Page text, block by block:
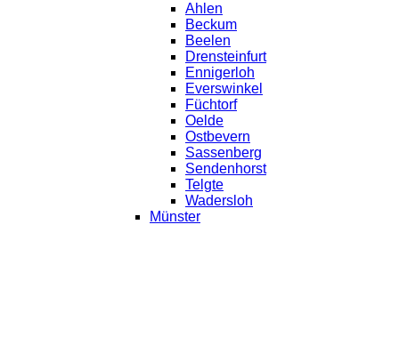
Ahlen
Beckum
Beelen
Drensteinfurt
Ennigerloh
Everswinkel
Füchtorf
Oelde
Ostbevern
Sassenberg
Sendenhorst
Telgte
Wadersloh
Münster